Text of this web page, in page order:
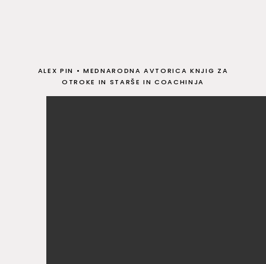
ALEX PIN • MEDNARODNA AVTORICA KNJIG ZA
OTROKE IN STARŠE IN COACHINJA